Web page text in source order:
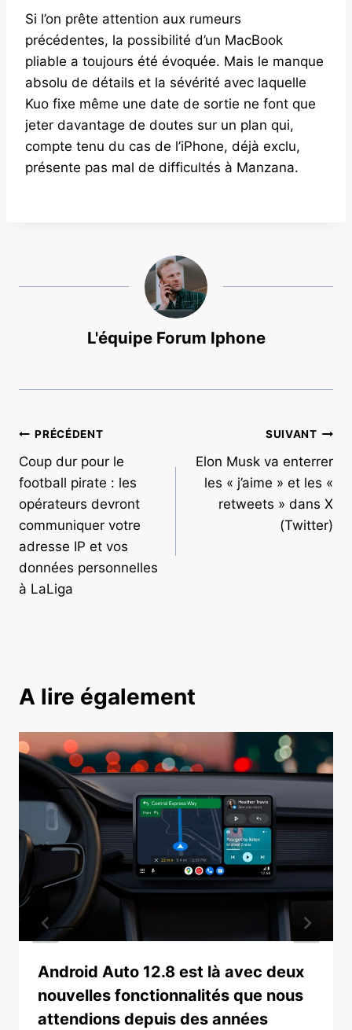
Si l’on prête attention aux rumeurs
précédentes, la possibilité d’un MacBook
pliable a toujours été évoquée. Mais le manque
absolu de détails et la sévérité avec laquelle
Kuo fixe même une date de sortie ne font que
jeter davantage de doutes sur un plan qui,
compte tenu du cas de l’iPhone, déjà exclu,
présente pas mal de difficultés à Manzana.
L'équipe Forum Iphone
Navigation
de
l’article
PRÉCÉDENT
Coup dur pour le
football pirate : les
opérateurs devront
communiquer votre
adresse IP et vos
données personnelles
à LaLiga
SUIVANT
Elon Musk va enterrer
les « j’aime » et les «
retweets » dans X
(Twitter)
A lire également
Android Auto 12.8 est là avec deux
nouvelles fonctionnalités que nous
attendions depuis des années